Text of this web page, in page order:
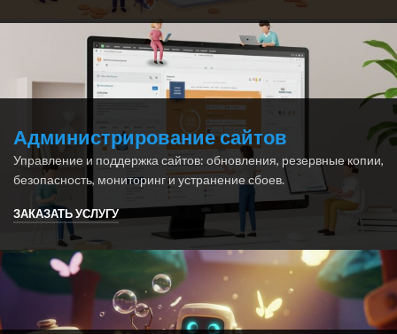
Администрирование сайтов
Управление и поддержка сайтов: обновления, резервные копии,
безопасность, мониторинг и устранение сбоев.
ЗАКАЗАТЬ УСЛУГУ